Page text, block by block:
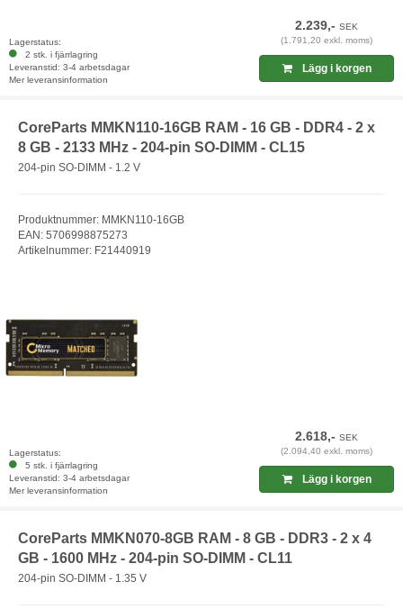
Lagerstatus:
2 stk. i fjärrlagring
Leveranstid: 3-4 arbetsdagar
Mer leveransinformation
2.239,-SEK
(1.791,20 exkl. moms)
Lägg i korgen
CoreParts MMKN110-16GB RAM - 16 GB - DDR4 - 2 x
8 GB - 2133 MHz - 204-pin SO-DIMM - CL15
204-pin SO-DIMM - 1.2 V
Produktnummer: MMKN110-16GB
EAN: 5706998875273
Artikelnummer: F21440919
Lagerstatus:
5 stk. i fjärrlagring
Leveranstid: 3-4 arbetsdagar
Mer leveransinformation
2.618,-SEK
(2.094,40 exkl. moms)
Lägg i korgen
CoreParts MMKN070-8GB RAM - 8 GB - DDR3 - 2 x 4
GB - 1600 MHz - 204-pin SO-DIMM - CL11
204-pin SO-DIMM - 1.35 V